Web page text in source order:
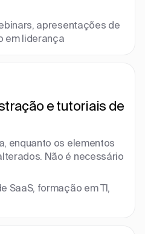
apresentações de
em liderança
e tutoriais de
enquanto os elementos
Não é necessário
SaaS, formação em TI,